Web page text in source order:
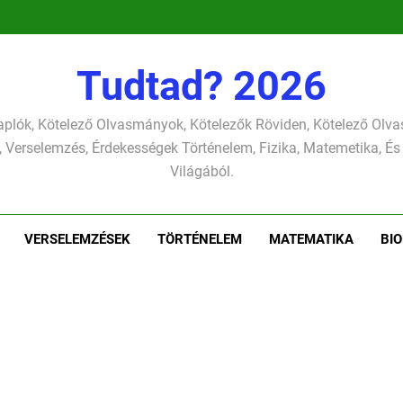
Tudtad? 2026
Kötelező Olvasmányok, Kötelezők Röviden, Kötelező
Verselemzés, Érdekességek Történelem, Fizika, Matemetika,
Világából.
VERSELEMZÉSEK TÖRTÉNELEM MATEMATIKA